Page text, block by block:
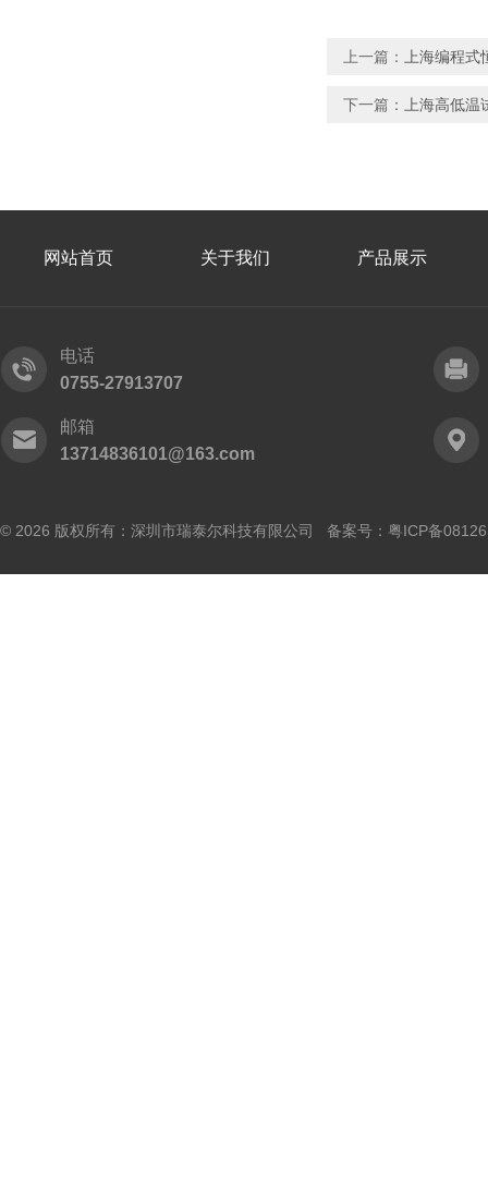
上一篇： 上海编程
下一篇： 上海高低
网站首页 关于我们 产品展示
电话
0755-27913707
邮箱
13714836101@163.com
© 2026 版权所有：深圳市瑞泰尔科技有限公司 备案号： 粤ICP备